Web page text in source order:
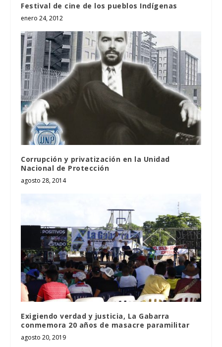
Festival de cine de los pueblos Indígenas
enero 24, 2012
Corrupción y privatización en la Unidad
Nacional de Protección
agosto 28, 2014
Exigiendo verdad y justicia, La Gabarra
conmemora 20 años de masacre paramilitar
agosto 20, 2019